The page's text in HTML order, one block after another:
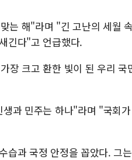
는 해"라며 "긴 고난의 세월
긴다"고 언급했다.
장 크고 환한 빛이 된 우리 국
과 민주는 하나"라며 "국회
습과 국정 안정을 꼽았다. 그